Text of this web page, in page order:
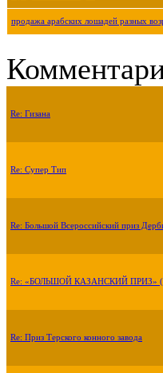
продажа арабских лошадей разных
Re: Гизана
Re: Супер Тип
Re: Большой Всероссийский приз
Re: «БОЛЬШОЙ КАЗАНСКИЙ ПРИЗ»
Re: Приз Терского конного завода